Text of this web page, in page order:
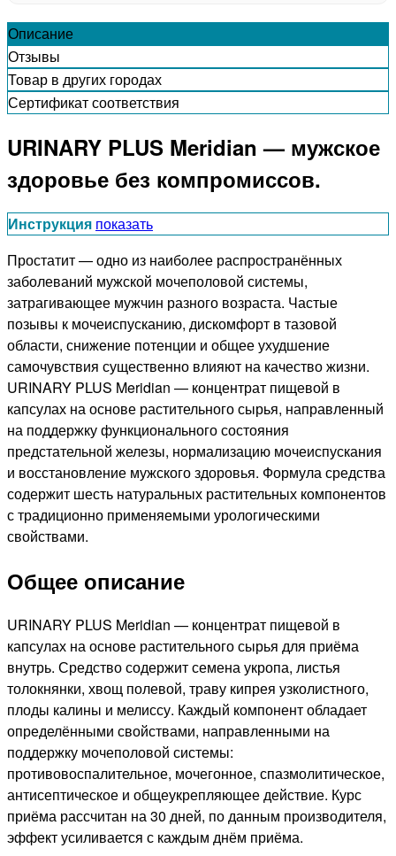
Описание
Отзывы
Товар в других городах
Сертификат соответствия
URINARY PLUS Meridian — мужское
здоровье без компромиссов.
Инструкция показать
Простатит — одно из наиболее распространённых
заболеваний мужской мочеполовой системы,
затрагивающее мужчин разного возраста. Частые
позывы к мочеиспусканию, дискомфорт в тазовой
области, снижение потенции и общее ухудшение
самочувствия существенно влияют на качество жизни.
URINARY PLUS Meridian — концентрат пищевой в
капсулах на основе растительного сырья, направленный
на поддержку функционального состояния
предстательной железы, нормализацию мочеиспускания
и восстановление мужского здоровья. Формула средства
содержит шесть натуральных растительных компонентов
с традиционно применяемыми урологическими
свойствами.
Общее описание
URINARY PLUS Meridian — концентрат пищевой в
капсулах на основе растительного сырья для приёма
внутрь. Средство содержит семена укропа, листья
толокнянки, хвощ полевой, траву кипрея узколистного,
плоды калины и мелиссу. Каждый компонент обладает
определёнными свойствами, направленными на
поддержку мочеполовой системы:
противовоспалительное, мочегонное, спазмолитическое,
антисептическое и общеукрепляющее действие. Курс
приёма рассчитан на 30 дней, по данным производителя,
эффект усиливается с каждым днём приёма.